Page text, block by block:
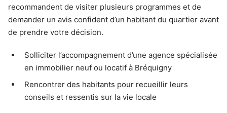
recommandent de visiter plusieurs programmes et de
demander un avis confident d’un habitant du quartier avant
de prendre votre décision.
Solliciter l’accompagnement d’une agence spécialisée
en immobilier neuf ou locatif à Bréquigny
Rencontrer des habitants pour recueillir leurs
conseils et ressentis sur la vie locale